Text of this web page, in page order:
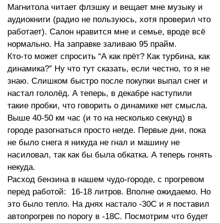
Магнитола читает флэшку и вещает мне музыку и
аудиокниги (радио не пользуюсь, хотя проверил что
работает). Салон нравится мне и семье, вроде всё
нормально. На заправке заливаю 95 прайм.
Кто-то может спросить “А как прёт? Как турбина, как
динамика?” Ну что тут сказать, если честно, то я не
знаю. Слишком быстро после покупки выпал снег и
настал гололёд. А теперь, в декабре наступили
такие пробки, что говорить о динамике нет смысла.
Выше 40-50 км час (и то на несколько секунд) в
городе разогнаться просто негде. Первые дни, пока
не было снега я никуда не гнал и машину не
насиловал, так как бы была обкатка. А теперь гонять
некуда.
Расход бензина в нашем чудо-городе, с прогревом
перед работой: 16-18 литров. Вполне ожидаемо. Но
это было тепло. На днях настало -30С и я поставил
автопрогрев по порогу в -18С. Посмотрим что будет